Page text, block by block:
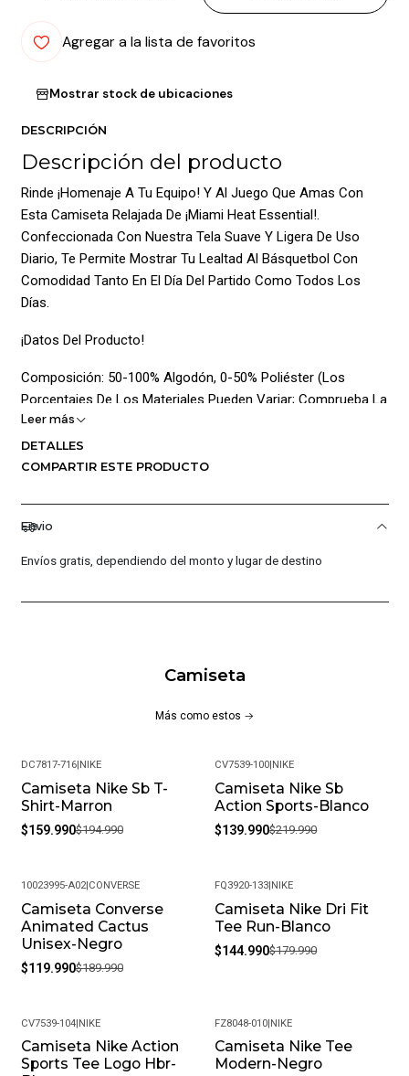
Agregar a la lista de favoritos
Mostrar stock de ubicaciones
DESCRIPCIÓN
Descripción del producto
Rinde ¡Homenaje A Tu Equipo! Y Al Juego Que Amas Con
Esta Camiseta Relajada De ¡Miami Heat Essential!.
Confeccionada Con Nuestra Tela Suave Y Ligera De Uso
Diario, Te Permite Mostrar Tu Lealtad Al Básquetbol Con
Comodidad Tanto En El Día Del Partido Como Todos Los
Días.
¡Datos Del Producto!
Composición: 50-100% Algodón, 0-50% Poliéster (Los
Porcentajes De Los Materiales Pueden Variar; Comprueba La
Etiqueta Para Conocer La Composición Real).
Lavar A Máquina.
La Camiseta, Manteniendo La Información Clave Y
Leer más
DETALLES
COMPARTIR ESTE PRODUCTO
Envio
Envíos gratis, dependiendo del monto y lugar de destino
Camiseta
Más como estos
-18%
DC7817-716|NIKE
Camiseta Nike Sb T-
Shirt-Marron
$159.990$194.990
-36%
CV7539-100|NIKE
Camiseta Nike Sb
Action Sports-Blanco
$139.990$219.990
-37%
10023995-A02|CONVERSE
Camiseta Converse
Animated Cactus
Unisex-Negro
$119.990$189.990
-19%
FQ3920-133|NIKE
Camiseta Nike Dri Fit
Tee Run-Blanco
$144.990$179.990
-18%
CV7539-104|NIKE
Camiseta Nike Action
Sports Tee Logo Hbr-
-20%
FZ8048-010|NIKE
Camiseta Nike Tee
Modern-Negro